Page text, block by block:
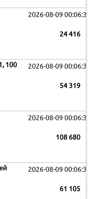
2026-08-09 00:06:32
24 416
100
2026-08-09 00:06:32
54 319
2026-08-09 00:06:32
108 680
2026-08-09 00:06:32
61 105